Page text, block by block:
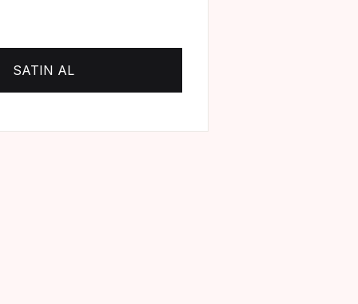
Create Account
SATIN AL